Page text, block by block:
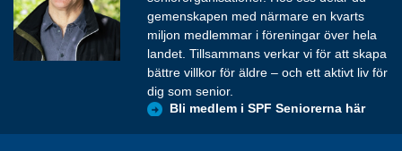
gemenskapen med närmare en kvarts
miljon medlemmar i föreningar över hela
landet. Tillsammans verkar vi för att skapa
bättre villkor för äldre – och ett aktivt liv för
dig som senior.
Bli medlem i SPF Seniorerna här